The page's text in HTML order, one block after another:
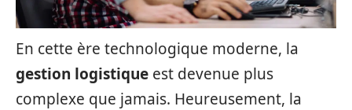
En cette ère technologique moderne, la
gestion logistique est devenue plus
complexe que jamais. Heureusement, la